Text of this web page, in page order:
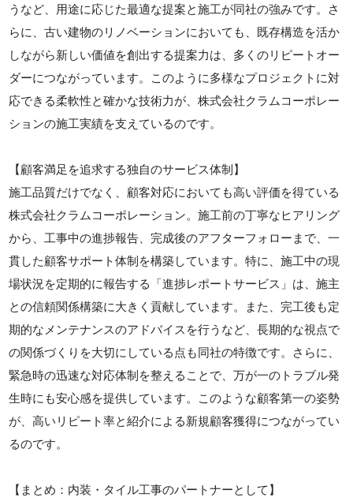
うなど、用途に応じた最適な提案と施工が同社の強みです。さ
らに、古い建物のリノベーションにおいても、既存構造を活か
しながら新しい価値を創出する提案力は、多くのリピートオー
ダーにつながっています。このように多様なプロジェクトに対
応できる柔軟性と確かな技術力が、株式会社クラムコーポレー
ションの施工実績を支えているのです。
【顧客満足を追求する独自のサービス体制】
施工品質だけでなく、顧客対応においても高い評価を得ている
株式会社クラムコーポレーション。施工前の丁寧なヒアリング
から、工事中の進捗報告、完成後のアフターフォローまで、一
貫した顧客サポート体制を構築しています。特に、施工中の現
場状況を定期的に報告する「進捗レポートサービス」は、施主
との信頼関係構築に大きく貢献しています。また、完工後も定
期的なメンテナンスのアドバイスを行うなど、長期的な視点で
の関係づくりを大切にしている点も同社の特徴です。さらに、
緊急時の迅速な対応体制を整えることで、万が一のトラブル発
生時にも安心感を提供しています。このような顧客第一の姿勢
が、高いリピート率と紹介による新規顧客獲得につながってい
るのです。
【まとめ：内装・タイル工事のパートナーとして】